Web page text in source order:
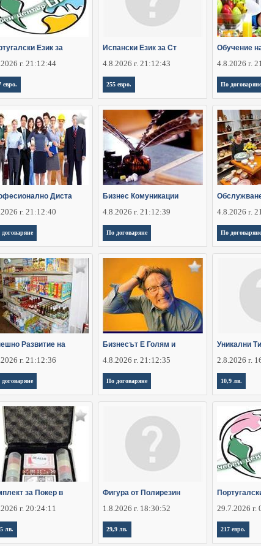
Език за
г. 21:12:44
евро.
Испански Език за Ст
4.8.2026 г. 21:12:43
255 евро.
Обучение
4.8.2026 г.
По договаряне
Диста
г. 21:12:40
Бизнес Комуникации
4.8.2026 г. 21:12:39
По договаряне
4.8.2026 г.
По договаряне
Развитие на
г. 21:12:36
Бизнесът Е Голям и
4.8.2026 г. 21:12:35
По договаряне
Уникални
2.8.2026 г.
10,9 лв.
за Покер в
г. 20:24:11
лв.
Фигура от Полирезин
1.8.2026 г. 18:30:52
29,9 лв.
29.7.2026 г.
217 евро.